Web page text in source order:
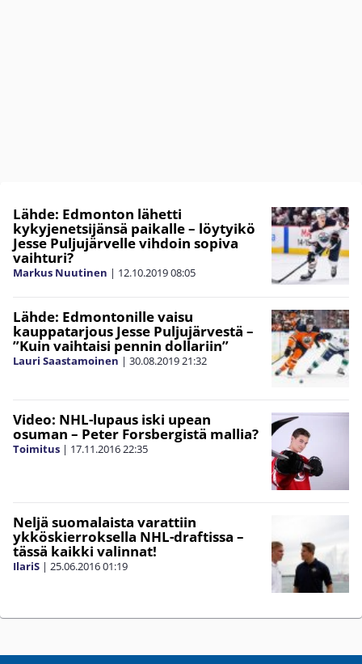
Lähde: Edmonton lähetti
kykyjenetsijänsä paikalle – löytyikö
Jesse Puljujärvelle vihdoin sopiva
vaihturi?
Markus Nuutinen | 12.10.201908:05
Lähde: Edmontonille vaisu
kauppatarjous Jesse Puljujärvestä –
”Kuin vaihtaisi pennin dollariin”
Lauri Saastamoinen | 30.08.2019 21:32
Video: NHL-lupaus iski upean
osuman – Peter Forsbergistä mallia?
Toimitus | 17.11.2016 22:35
Neljä suomalaista varattiin
ykköskierroksella NHL-draftissa –
tässä kaikki valinnat!
IlariS | 25.06.201601:19